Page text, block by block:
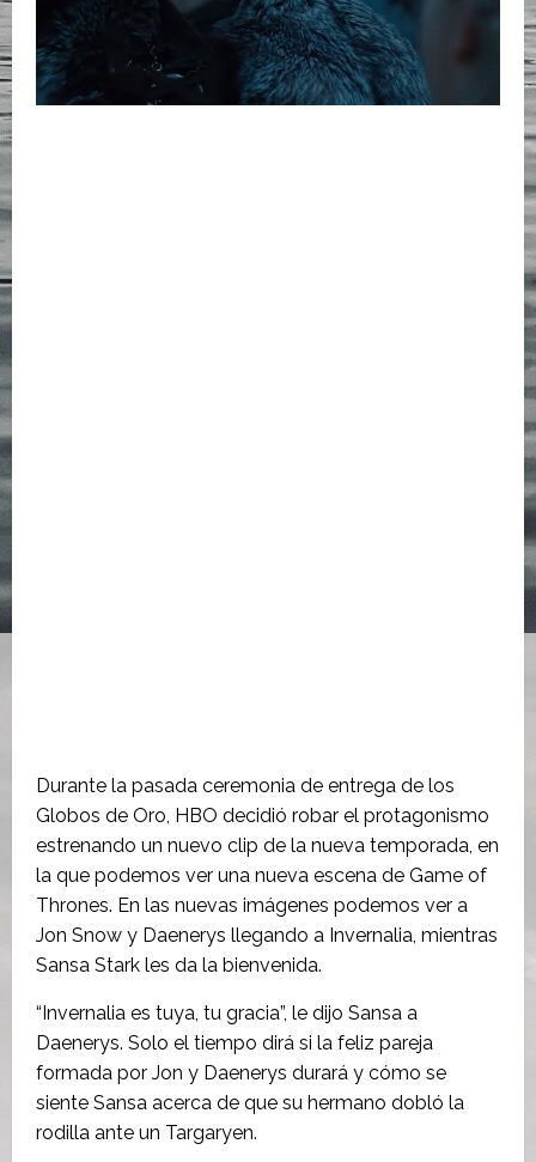
Durante la pasada ceremonia de entrega de los
Globos de Oro, HBO decidió robar el protagonismo
estrenando un nuevo clip de la nueva temporada, en
la que podemos ver una nueva escena de Game of
Thrones. En las nuevas imágenes podemos ver a
Jon Snow y Daenerys llegando a Invernalia, mientras
Sansa Stark les da la bienvenida.
“Invernalia es tuya, tu gracia”, le dijo Sansa a
Daenerys. Solo el tiempo dirá si la feliz pareja
formada por Jon y Daenerys durará y cómo se
siente Sansa acerca de que su hermano dobló la
rodilla ante un Targaryen.